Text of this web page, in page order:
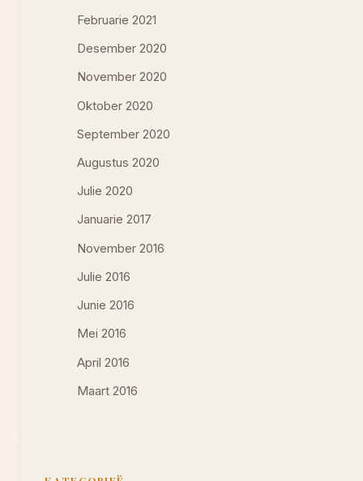
Februarie 2021
Desember 2020
November 2020
Oktober 2020
September 2020
Augustus 2020
Julie 2020
Januarie 2017
November 2016
Julie 2016
Junie 2016
Mei 2016
April 2016
Maart 2016